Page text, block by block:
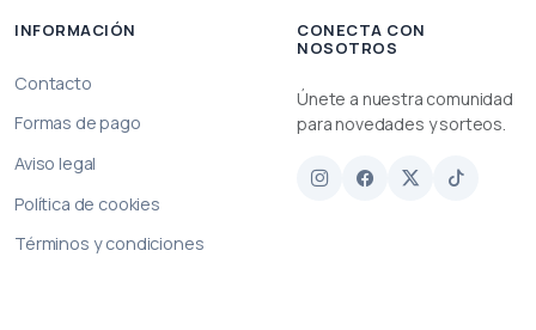
INFORMACIÓN
Contacto
Formas de pago
Aviso legal
Política de cookies
Términos y condiciones
CONECTA CON
NOSOTROS
Únete a nuestra comunidad
para novedades y sorteos.